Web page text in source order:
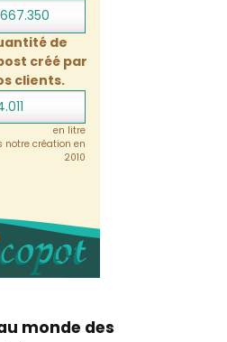
de
créé par
clients.
en litre
notre création en
2010
monde des